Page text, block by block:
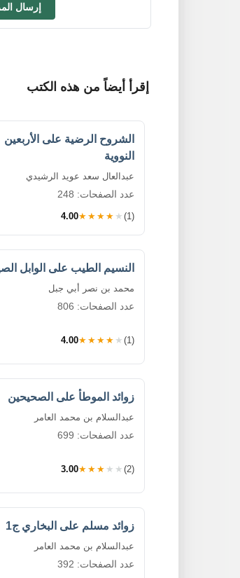
إرسال
إقرأ أيضاً من هذه الكتب
الشروح الرضية على الأربعين
النووية
عبدالعال سعد عويد الرشيدي
عدد الصفحات: 248
4.00★★★★★ (1)
النسيم الطيب على الوابل
محمد بن نصر أبي جبل
عدد الصفحات: 806
4.00★★★★★ (1)
زوائد الموطأ على الصحيحين
عبدالسلام بن محمد العامر
عدد الصفحات: 699
3.00★★★★★ (2)
زوائد مسلم على البخاري ج1
عبدالسلام بن محمد العامر
عدد الصفحات: 392